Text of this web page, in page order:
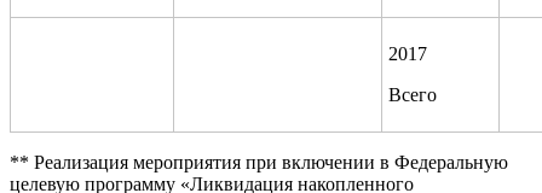
2017
Всего
** Реализация мероприятия при включении в Федеральную
целевую программу «Ликвидация накопленного